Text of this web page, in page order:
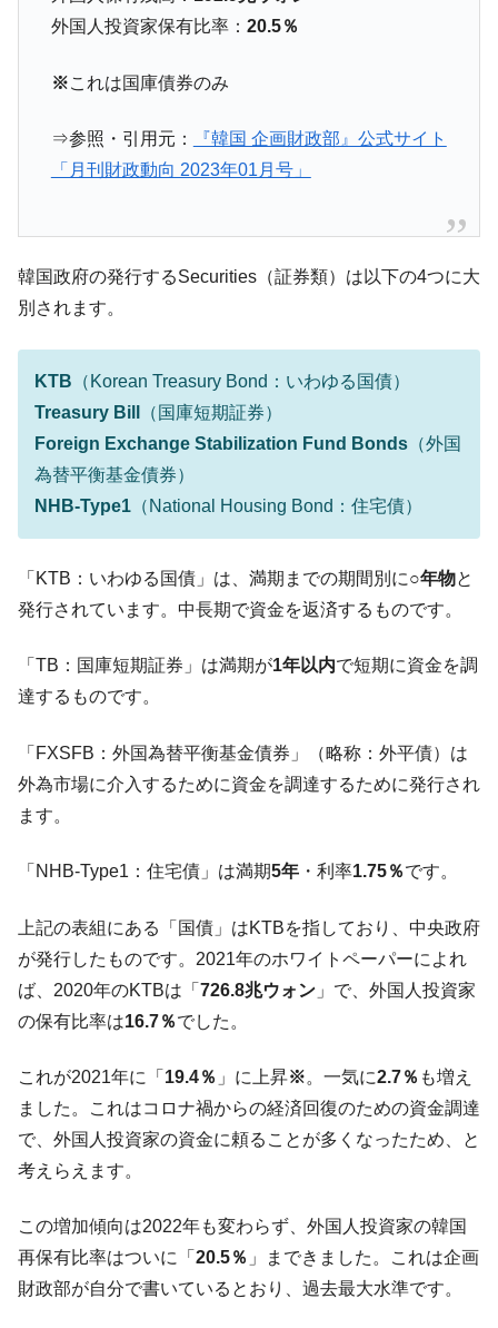
だ。
す」⇒「金を経由するドル入手」手段ではないのか？
ル」まで拡大 ⇒ 海外資金の動きに強く左右される状態
『Money1』
韓国･帰ってきた李在明。李在明を支持しな
た ⇒ 国家が行った恐るべき株価操作であり、空前の国政壟
動」
『Money1』
中国だけが鉄鋼輸出を異常増加させる ⇒ 中
国の過剰生産が世界を蝕む。
『Money1』
韓国製造業「半導体絶好調」のウラで他業
種は全般的「不調」⇒ PSIが示す現況は決して良くない。
『Money1』
【米韓激突案件】韓国消費者院が『クーパ
ン』1人当たり賠償10万ウォンを認定 ⇒ 総額3兆7,000億
『Money1』 韓国で猛暑。南東部では干ばつ
『Money1』
韓国型イージス搭載の次世代駆逐艦
『Money1』
【対日本円】ウォン安が急進！ 日米の協調
に韓国がいっちょがみしたのでは。
は韓国で『BYD』車は売れている。6カ月で対前年同期比
1.9倍！
『Money1』
ドを掲げる「在韓反米勢力」
ータセンター整備」⇒ だから無理だってば。
『Money1』
JPモルガン「韓国レバレッジETFの清算は
ほぼ終わった」
『Money1』
韓国『国民年金公団』株価暴落で200兆蒸
ャンペーン」⇒ あの名物教授も登場！
韓国「橋が落ちました」⇒ 耐久性「なさす
ぎ」では。
『Money1』
韓国鉄鋼最大手『POSCO』ズブズブ沈む。
営業利益80.2％も減少
Fact1
日本の誇る海洋資源調査船『白嶺』は先進技術の
塊！
外国人投資家保有比率： 20.5％
※これは国庫債券のみ
⇒参照・引用元：
『韓国 企画財政部』公式サイト
「月刊財政動向 2023年01月号」
韓国政府の発行するSecurities（証券類）は以下の4つに大
別されます。
KTB （Korean Treasury Bond：いわゆる国債）
Treasury Bill
（国庫短期証券）
Foreign Exchange Stabilization Fund Bonds （外国
為替平衡基金債券）
NHB-Type1 （National Housing Bond：住宅債）
「KTB：いわゆる国債」は、満期までの期間別に○年物と
発行されています。中長期で資金を返済するものです。
「TB：国庫短期証券」は満期が1年以内で短期に資金を調
達するものです。
「FXSFB：外国為替平衡基金債券」（略称：外平債）は
外為市場に介入するために資金を調達するために発行され
ます。
「NHB-Type1：住宅債」は満期5年 ・利率1.75％です。
上記の表組にある「国債」はKTBを指しており、中央政府
が発行したものです。2021年のホワイトペーパーによれ
ば、2020年のKTBは「 726.8兆ウォン 」で、外国人投資家
の保有比率は16.7％でした。
これが2021年に「 19.4％ 」に上昇※。一気に2.7％ も増え
ました。これはコロナ禍からの経済回復のための資金調達
で、外国人投資家の資金に頼ることが多くなったため、と
考えらえます。
この増加傾向は2022年も変わらず、外国人投資家の韓国
再保有比率はついに「 20.5％ 」まできました。これは企画
財政部が自分で書いているとおり、過去最大水準です。